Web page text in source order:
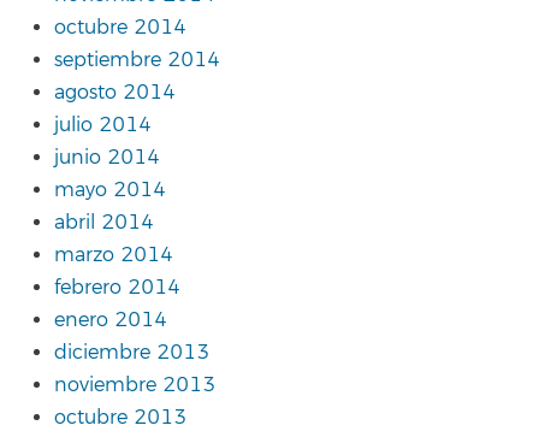
octubre 2014
septiembre 2014
agosto 2014
julio 2014
junio 2014
mayo 2014
abril 2014
marzo 2014
febrero 2014
enero 2014
diciembre 2013
noviembre 2013
octubre 2013